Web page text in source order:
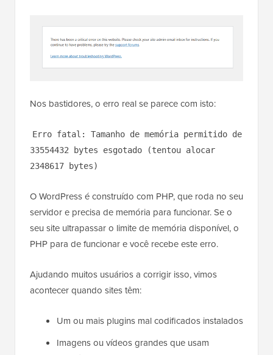
Nos bastidores, o erro real se parece com isto:
Erro fatal: Tamanho de memória permitido de
33554432 bytes esgotado (tentou alocar
2348617 bytes)
O WordPress é construído com PHP, que roda no seu
servidor e precisa de memória para funcionar. Se o
seu site ultrapassar o limite de memória disponível, o
PHP para de funcionar e você recebe este erro.
Ajudando muitos usuários a corrigir isso, vimos
acontecer quando sites têm:
Um ou mais plugins mal codificados instalados
Imagens ou vídeos grandes que usam